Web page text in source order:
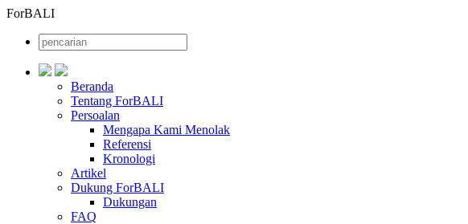
ForBALI
Beranda
Tentang ForBALI
Persoalan
Mengapa Kami Menolak
Referensi
Kronologi
Artikel
Dukung ForBALI
Dukungan
FAQ